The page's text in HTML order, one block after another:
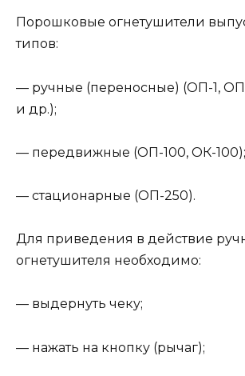
Порошковые огнетушители
типов:
— ручные (переносные) (ОП-1,
и др.);
— передвижные (ОП-100, ОК-100);
— стационарные (ОП-250).
Для приведения в действие
огнетушителя необходимо:
— выдернуть чеку;
— нажать на кнопку (рычаг);